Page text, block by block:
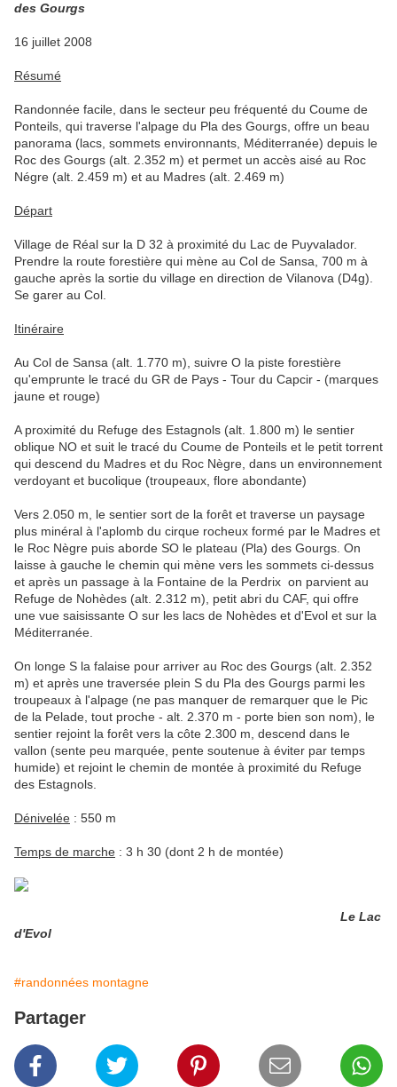
des Gourgs
16 juillet 2008
Résumé
Randonnée facile, dans le secteur peu fréquenté du Coume de
Ponteils, qui traverse l'alpage du Pla des Gourgs, offre un beau
panorama (lacs, sommets environnants, Méditerranée) depuis le
Roc des Gourgs (alt. 2.352 m) et permet un accès aisé au Roc
Négre (alt. 2.459 m) et au Madres (alt. 2.469 m)
Départ
Village de Réal sur la D 32 à proximité du Lac de Puyvalador.
Prendre la route forestière qui mène au Col de Sansa, 700 m à
gauche après la sortie du village en direction de Vilanova (D4g).
Se garer au Col.
Itinéraire
Au Col de Sansa (alt. 1.770 m), suivre O la piste forestière
qu'emprunte le tracé du GR de Pays - Tour du Capcir - (marques
jaune et rouge)
A proximité du Refuge des Estagnols (alt. 1.800 m) le sentier
oblique NO et suit le tracé du Coume de Ponteils et le petit torrent
qui descend du Madres et du Roc Nègre, dans un environnement
verdoyant et bucolique (troupeaux, flore abondante)
Vers 2.050 m, le sentier sort de la forêt et traverse un paysage
plus minéral à l'aplomb du cirque rocheux formé par le Madres et
le Roc Nègre puis aborde SO le plateau (Pla) des Gourgs. On
laisse à gauche le chemin qui mène vers les sommets ci-dessus
et après un passage à la Fontaine de la Perdrix on parvient au
Refuge de Nohèdes (alt. 2.312 m), petit abri du CAF, qui offre
une vue saisissante O sur les lacs de Nohèdes et d'Evol et sur la
Méditerranée.
On longe S la falaise pour arriver au Roc des Gourgs (alt. 2.352
m) et après une traversée plein S du Pla des Gourgs parmi les
troupeaux à l'alpage (ne pas manquer de remarquer que le Pic
de la Pelade, tout proche - alt. 2.370 m - porte bien son nom), le
sentier rejoint la forêt vers la côte 2.300 m, descend dans le
vallon (sente peu marquée, pente soutenue à éviter par temps
humide) et rejoint le chemin de montée à proximité du Refuge
des Estagnols.
Dénivelée : 550 m
Temps de marche : 3 h 30 (dont 2 h de montée)
Le Lac
d'Evol
#randonnées montagne
Partager